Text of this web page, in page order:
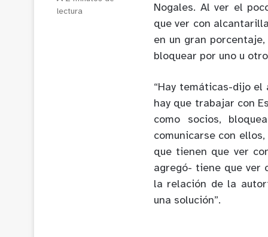
Nogales. Al ver el
que ver con
en un gran
bloquear por uno u
“Hay temáticas-dijo
hay que trabajar con
como socios,
comunicarse con
que tienen que ver
agregó- tiene que ver
la relación de la
una solución”.
lectura